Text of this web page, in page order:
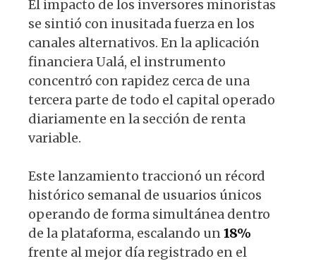
El impacto de los inversores minoristas
se sintió con inusitada fuerza en los
canales alternativos. En la aplicación
financiera Ualá, el instrumento
concentró con rapidez cerca de una
tercera parte de todo el capital operado
diariamente en la sección de renta
variable.
Este lanzamiento traccionó un récord
histórico semanal de usuarios únicos
operando de forma simultánea dentro
de la plataforma, escalando un18%
frente al mejor día registrado en el